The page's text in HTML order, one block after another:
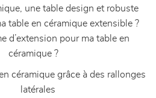
une table design et robuste
table en céramique extensible ?
d’extension pour ma table en
céramique ?
céramique grâce à des rallonges
latérales